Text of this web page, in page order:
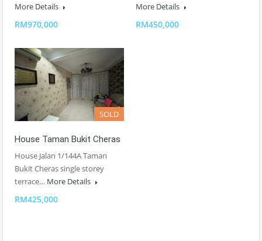
More Details
RM970,000
More Details
RM450,000
SOLD
House Taman Bukit Cheras
House Jalan 1/144A Taman
Bukit Cheras single storey
terrace… More Details
RM425,000